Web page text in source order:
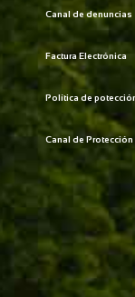
Canal de denuncias
Factura Electrónica
Política de
Canal de